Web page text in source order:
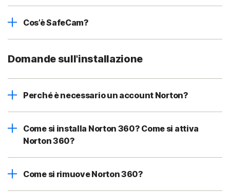
Cos’è SafeCam?
Domande sull'installazione
Perché è necessario un account Norton?
Come si installa Norton 360? Come si attiva
Norton 360?
Come si rimuove Norton 360?